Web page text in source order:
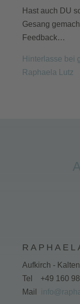
Hast auch DU
Gesang
Feedback…
Hinterlasse bei
Raphaela Lutz
Aufkirch -
Tel +49 160
Mail